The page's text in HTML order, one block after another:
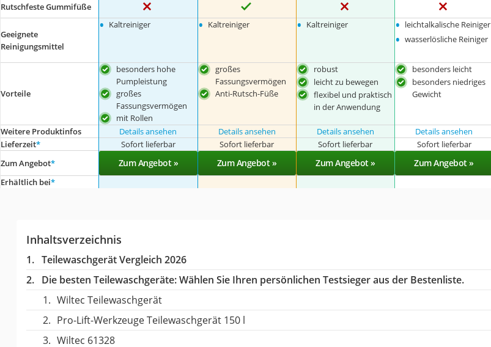
Rutschfeste Gummifüße
Geeignete
Reinigungsmittel
• Kaltreiniger • Kaltreiniger • Kaltreiniger • leichtalkalische Reiniger
• wasserlösliche Reiniger
Vorteile
besonders hohe
Pumpleistung
großes
Fassungsvermögen
mit Rollen
großes
Fassungsvermögen
Anti-Rutsch-Füße
robust
leicht zu bewegen
flexibel und praktisch
in der Anwendung
besonders leicht
besonders niedriges
Gewicht
Weitere Produktinfos Details ansehen Details ansehen Details ansehen Details ansehen
Lieferzeit* Sofort lieferbar Sofort lieferbar Sofort lieferbar Sofort lieferbar
Zum Angebot* Zum Angebot » Zum Angebot » Zum Angebot » Zum Angebot »
Erhältlich bei*
Inhaltsverzeichnis
Teilewaschgerät Vergleich 2026
Die besten Teilewaschgeräte:Wählen Sie Ihren persönlichen Testsieger aus der Bestenliste.
Wiltec Teilewaschgerät
Pro-Lift-Werkzeuge Teilewaschgerät 150 l
Wiltec 61328